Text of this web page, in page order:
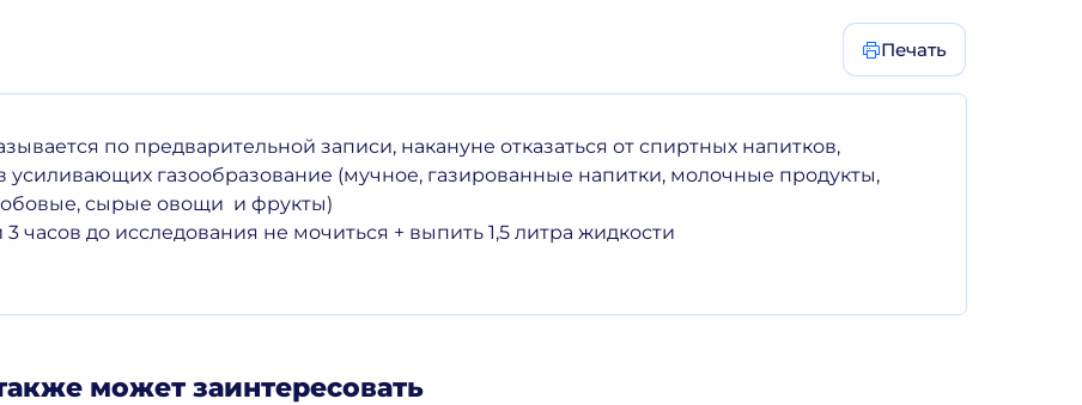
Печать
по предварительной записи, накануне отказаться от спиртных напитков,
усиливающих газообразование (мучное, газированные напитки, молочные продукты,
сырые овощи и фрукты)
3 часов до исследования не мочиться + выпить 1,5 литра жидкости
может заинтересовать